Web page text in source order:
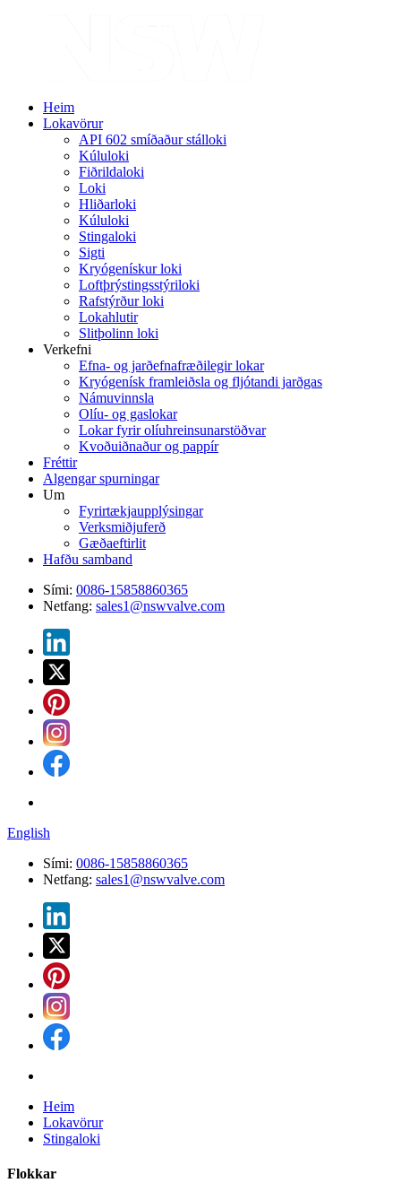
Heim
Lokavörur
API 602 smíðaður stálloki
Kúluloki
Fiðrildaloki
Loki
Hliðarloki
Kúluloki
Stingaloki
Sigti
Kryógenískur loki
Loftþrýstingsstýriloki
Rafstýrður loki
Lokahlutir
Slitþolinn loki
Verkefni
Efna- og jarðefnafræðilegir lokar
Kryógenísk framleiðsla og fljótandi jarðgas
Námuvinnsla
Olíu- og gaslokar
Lokar fyrir olíuhreinsunarstöðvar
Kvoðuiðnaður og pappír
Fréttir
Algengar spurningar
Um
Fyrirtækjaupplýsingar
Verksmiðjuferð
Gæðaeftirlit
Hafðu samband
Sími: 0086-15858860365
Netfang: sales1@nswvalve.com
English
Sími: 0086-15858860365
Netfang: sales1@nswvalve.com
Heim
Lokavörur
Stingaloki
Flokkar